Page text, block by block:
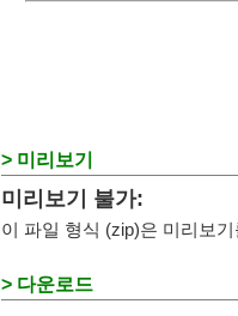
> 미리보기
미리보기 불가:
이 파일 형식 (zip)은 미리보
> 다운로드